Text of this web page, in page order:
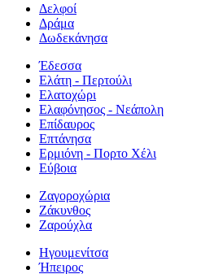
Δελφοί
Δράμα
Δωδεκάνησα
Έδεσσα
Ελάτη - Περτούλι
Ελατοχώρι
Ελαφόνησος - Νεάπολη
Επίδαυρος
Επτάνησα
Ερμιόνη - Πορτο Χέλι
Εύβοια
Ζαγοροχώρια
Ζάκυνθος
Ζαρούχλα
Ηγουμενίτσα
Ήπειρος